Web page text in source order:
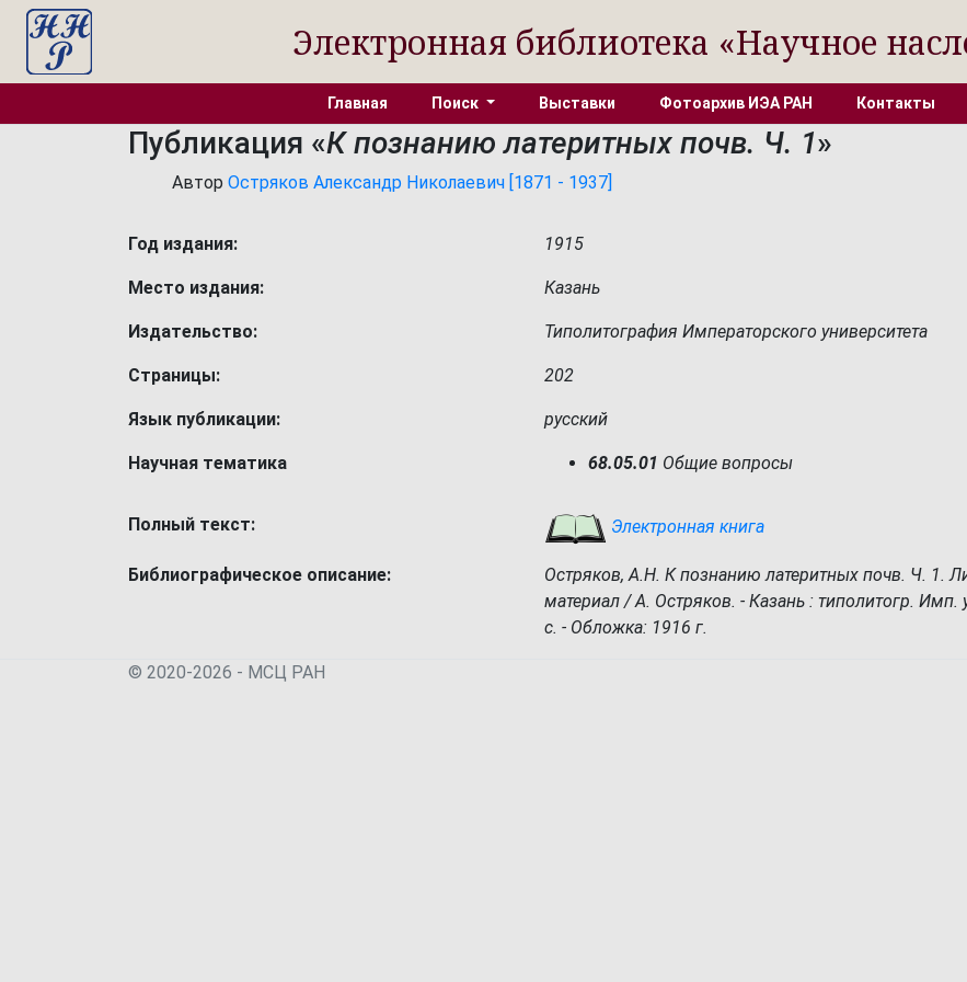
Электронная библиотека «Научное
Главная Поиск Выставки Фотоархив ИЭА РАН Контакты
Публикация «К познанию латеритных почв. Ч. 1»
Автор Остряков Александр Николаевич [1871 - 1937]
Год издания: 1915
Место издания: Казань
Издательство: Типолитография Императорского университета
Страницы: 202
Язык публикации: русский
Научная тематика 68.05.01 Общие вопросы
Полный текст: Электронная книга
Библиографическое описание:
Остряков, А.Н. К познанию латеритных почв. Ч. 1.
материал / А. Остряков. - Казань : типолитогр. Имп.
с. - Обложка: 1916 г.
© 2020-2026 - МСЦ РАН